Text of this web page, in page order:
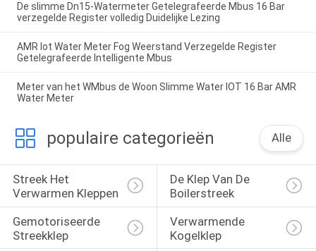
De slimme Dn15-Watermeter Getelegrafeerde Mbus 16 Bar
verzegelde Register volledig Duidelijke Lezing
AMR Iot Water Meter Fog Weerstand Verzegelde Register
Getelegrafeerde Intelligente Mbus
Meter van het WMbus de Woon Slimme Water IOT 16 Bar AMR
Water Meter
populaire categorieën Alle
Streek Het
Verwarmen Kleppen
De Klep Van De
Boilerstreek
Gemotoriseerde
Streekklep
Verwarmende
Kogelklep